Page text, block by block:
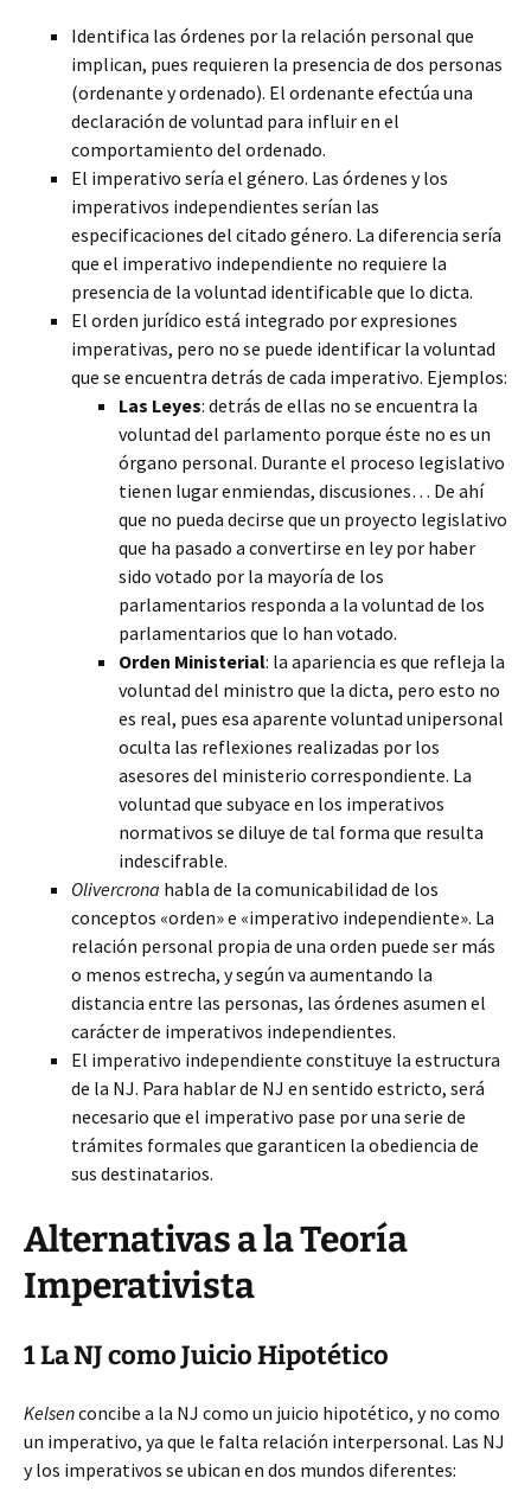
Identifica las órdenes por la relación personal que
implican, pues requieren la presencia de dos personas
(ordenante y ordenado). El ordenante efectúa una
declaración de voluntad para influir en el
comportamiento del ordenado.
El imperativo sería el género. Las órdenes y los
imperativos independientes serían las
especificaciones del citado género. La diferencia sería
que el imperativo independiente no requiere la
presencia de la voluntad identificable que lo dicta.
El orden jurídico está integrado por expresiones
imperativas, pero no se puede identificar la voluntad
que se encuentra detrás de cada imperativo. Ejemplos:
Las Leyes: detrás de ellas no se encuentra la
voluntad del parlamento porque éste no es un
órgano personal. Durante el proceso legislativo
tienen lugar enmiendas, discusiones… De ahí
que no pueda decirse que un proyecto legislativo
que ha pasado a convertirse en ley por haber
sido votado por la mayoría de los
parlamentarios responda a la voluntad de los
parlamentarios que lo han votado.
Orden Ministerial: la apariencia es que refleja la
voluntad del ministro que la dicta, pero esto no
es real, pues esa aparente voluntad unipersonal
oculta las reflexiones realizadas por los
asesores del ministerio correspondiente. La
voluntad que subyace en los imperativos
normativos se diluye de tal forma que resulta
indescifrable.
Olivercrona habla de la comunicabilidad de los
conceptos «orden» e «imperativo independiente». La
relación personal propia de una orden puede ser más
o menos estrecha, y según va aumentando la
distancia entre las personas, las órdenes asumen el
carácter de imperativos independientes.
El imperativo independiente constituye la estructura
de la NJ. Para hablar de NJ en sentido estricto, será
necesario que el imperativo pase por una serie de
trámites formales que garanticen la obediencia de
sus destinatarios.
Alternativas a la Teoría
Imperativista
1 La NJ como Juicio Hipotético
Kelsenconcibe a la NJ como un juicio hipotético, y no como
un imperativo, ya que le falta relación interpersonal. Las NJ
y los imperativos se ubican en dos mundos diferentes: